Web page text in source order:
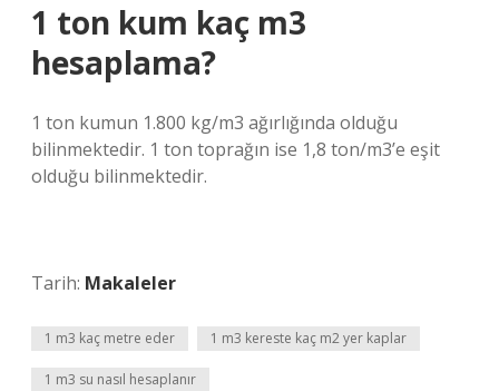
1 ton kum kaç m3
hesaplama?
1 ton kumun 1.800 kg/m3 ağırlığında olduğu
bilinmektedir. 1 ton toprağın ise 1,8 ton/m3’e eşit
olduğu bilinmektedir.
Tarih: Makaleler
1 m3 kaç metre eder 1 m3 kereste kaç m2 yer kaplar
1 m3 su nasıl hesaplanır